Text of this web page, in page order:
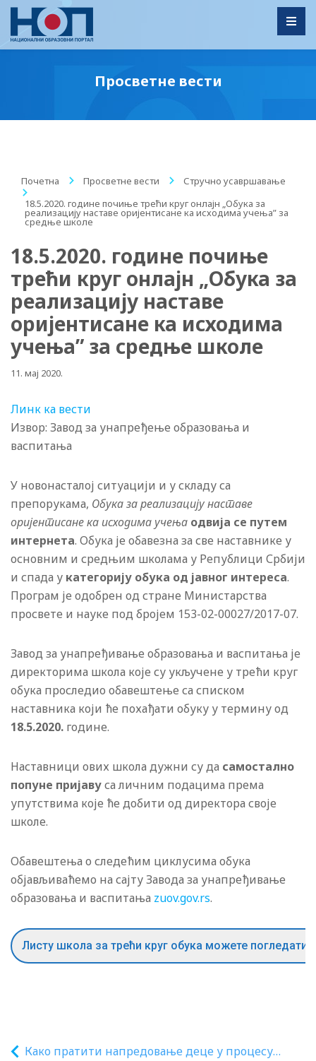
Просветне вести
Почетна / Просветне вести /
Стручно усавршавање
/
18.5.2020. године почиње трећи круг онлајн „Обука за
реализацију наставе оријентисане ка исходима учења” за
средње школе
18.5.2020. године почиње
трећи круг онлајн „Обука за
реализацију наставе
оријентисане ка исходима
учења” за средње школе
11. мај 2020.
Линк ка вести
Извор: Завод за унапређење образовања и
васпитања
У новонасталој ситуацији и у складу са
препорукама, Обука за реализацију наставе
оријентисане ка исходима учења одвија се путем
интернета. Обука је обавезна за све наставнике у
основним и средњим школама у Републици Србији
и спада у категорију обука од јавног интереса.
Програм је одобрен од стране Министарства
просвете и науке под бројем 153-02-00027/2017-07.
Завод за унапређивање образовања и васпитања је
директорима школа које су укључене у трећи круг
обука проследио обавештење са списком
наставника који ће похађати обуку у термину од
18.5.2020. године.
Наставници ових школа дужни су да самостално
попуне пријавуса личним подацима према
упутствима које ће добити од директора своје
школе.
Обавештења о следећим циклусима обука
објављиваћемо на сајту Завода за унапређивање
образовања и васпитања zuov.gov.rs.
Листу школа за трећи круг обука можете погледати
Како пратити напредовање деце у процесу